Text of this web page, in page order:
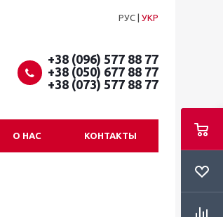
РУС УКР
+38 (096) 577 88 77
+38 (050) 677 88 77
+38 (073) 577 88 77
О НАС КОНТАКТЫ